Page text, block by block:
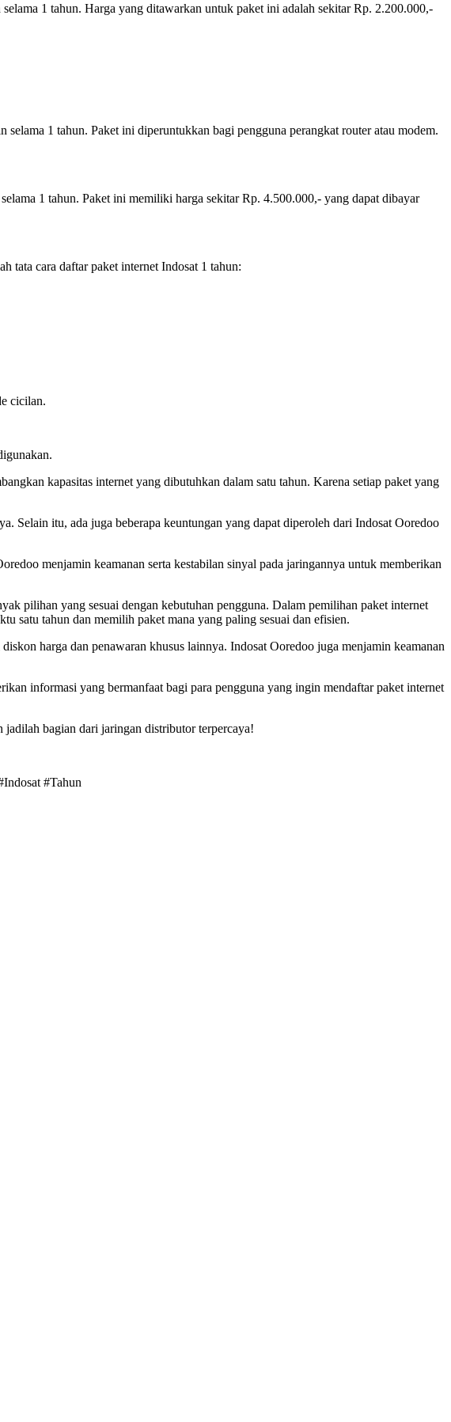
1 tahun. Harga yang ditawarkan untuk paket ini adalah sekitar Rp. 2.200.000,-
1 tahun. Paket ini diperuntukkan bagi pengguna perangkat router atau modem.
1 tahun. Paket ini memiliki harga sekitar Rp. 4.500.000,- yang dapat dibayar
tata cara daftar paket internet Indosat 1 tahun:
cicilan.
kapasitas internet yang dibutuhkan dalam satu tahun. Karena setiap paket yang
Selain itu, ada juga beberapa keuntungan yang dapat diperoleh dari Indosat Ooredoo
menjamin keamanan serta kestabilan sinyal pada jaringannya untuk memberikan
pilihan yang sesuai dengan kebutuhan pengguna. Dalam pemilihan paket internet
satu tahun dan memilih paket mana yang paling sesuai dan efisien.
harga dan penawaran khusus lainnya. Indosat Ooredoo juga menjamin keamanan
informasi yang bermanfaat bagi para pengguna yang ingin mendaftar paket internet
bagian dari jaringan distributor terpercaya!
#Tahun